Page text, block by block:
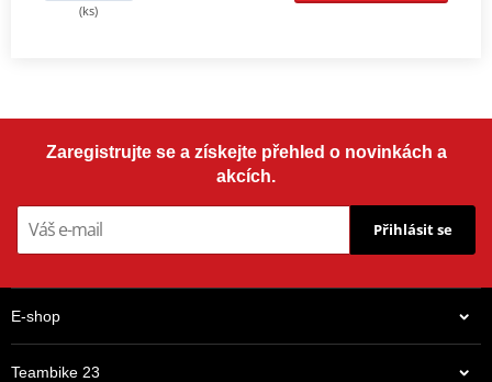
(ks)
Zaregistrujte se a získejte přehled o novinkách a
akcích.
Přihlásit se
E-shop
Teambike 23